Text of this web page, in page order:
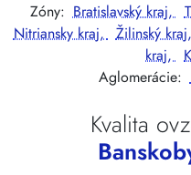
Zóny: Bratislavský kraj,
Nitriansky kraj, Žilinský
kraj,
Aglomerácie:
Kvalita